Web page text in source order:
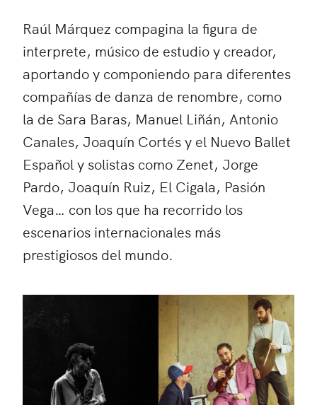
Raúl Márquez compagina la figura de
interprete, músico de estudio y creador,
aportando y componiendo para diferentes
compañías de danza de renombre, como
la de Sara Baras, Manuel Liñán, Antonio
Canales, Joaquín Cortés y el Nuevo Ballet
Español y solistas como Zenet, Jorge
Pardo, Joaquín Ruiz, El Cigala, Pasión
Vega… con los que ha recorrido los
escenarios internacionales más
prestigiosos del mundo.